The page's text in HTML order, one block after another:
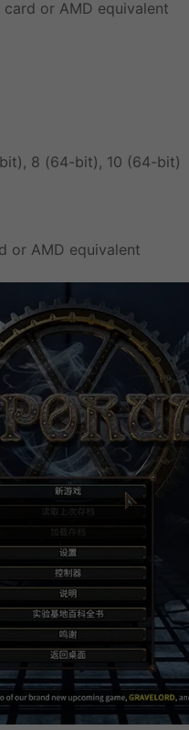
card or AMD equivalent
8 (64-bit), 10 (64-bit)
or AMD equivalent